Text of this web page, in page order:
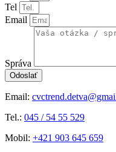
Tel
Email
Správa
Odoslať
Email:
Tel.: 045 / 54 55 529
Mobil: +421 903 645 659